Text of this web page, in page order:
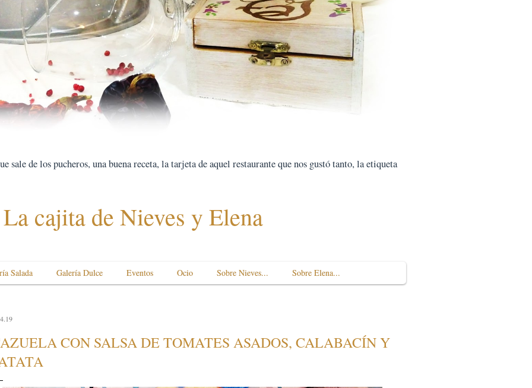
sale de los pucheros, una buena receta, la tarjeta de aquel restaurante que nos gustó tanto, la etiqueta
La cajita de Nieves y Elena
Salada Galería Dulce Eventos Ocio Sobre Nieves... Sobre Elena...
CON SALSA DE TOMATES ASADOS, CALABACÍN Y